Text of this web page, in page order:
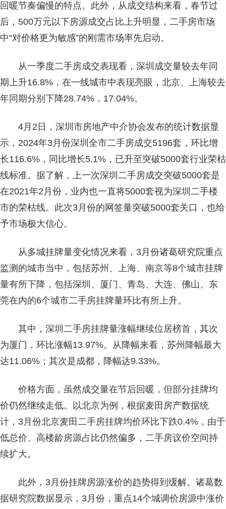
回暖节奏偏慢的特点。此外，从成交结构来看，春节过
后，500万元以下房源成交占比上升明显，二手房市场
中“对价格更为敏感”的刚需市场率先启动。
从一季度二手房成交表现看，深圳成交量较去年同
期上升16.8%，在一线城市中表现亮眼，北京、上海较去
年同期分别下降28.74%，17.04%。
4月2日，深圳市房地产中介协会发布的统计数据显
示，2024年3月份深圳全市二手房成交5196套，环比增
长116.6%，同比增长5.1%，已升至突破5000套行业荣枯
线标准。据了解，上一次深圳二手房成交突破5000套是
在2021年2月份，业内也一直将5000套视为深圳二手楼
市的荣枯线。此次3月份的网签量突破5000套关口，也给
予市场极大信心。
从多城挂牌量变化情况来看，3月份诸葛研究院重点
监测的城市当中，包括苏州、上海、南京等8个城市挂牌
量有所下降，包括深圳、厦门、青岛、大连、佛山、东
莞在内的6个城市二手房挂牌量环比有所上升。
其中，深圳二手房挂牌量涨幅继续位居榜首，其次
为厦门，环比涨幅13.97%。从降幅来看，苏州降幅最大
达11.06%；其次是成都，降幅达9.33%。
价格方面，虽然成交量在节后回暖，但部分挂牌均
价仍然继续走低。以北京为例，根据麦田房产数据统
计，3月份北京麦田二手房挂牌均价环比下跌0.4%，由于
低总价、高楼龄房源占比仍然偏多，二手房议价空间持
续扩大。
此外，3月份挂牌房源涨价的趋势得到缓解。诸葛数
据研究院数据显示，3月份，重点14个城调价房源中涨价